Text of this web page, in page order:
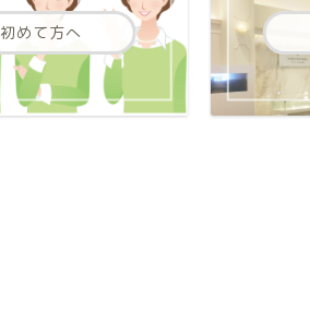
初めて方へ